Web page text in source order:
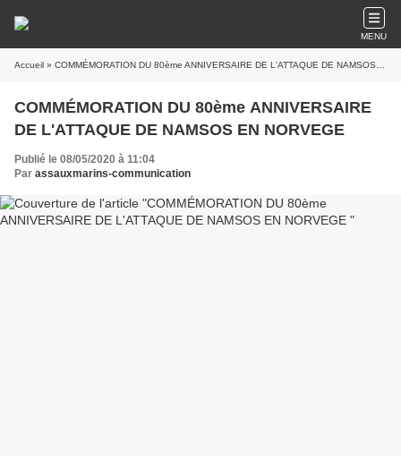
MENU
Accueil » COMMÉMORATION DU 80ème ANNIVERSAIRE DE L'ATTAQUE DE NAMSOS EN NORVEGE
COMMÉMORATION DU 80ème ANNIVERSAIRE
DE L'ATTAQUE DE NAMSOS EN NORVEGE
Publié le 08/05/2020 à 11:04
Par assauxmarins-communication